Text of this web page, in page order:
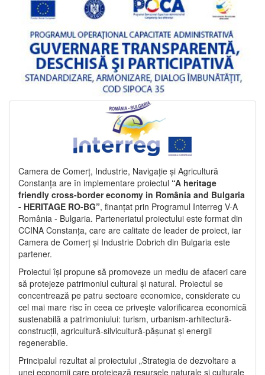
Camera de Comerț, Industrie, Navigație și Agricultură
Constanța are în implementare proiectul “A heritage
friendly cross-border economy in România and Bulgaria
- HERITAGE RO-BG”, finanțat prin Programul Interreg V-A
România - Bulgaria. Parteneriatul proiectului este format din
CCINA Constanța, care are calitate de leader de proiect, iar
Camera de Comerț și Industrie Dobrich din Bulgaria este
partener.
Proiectul își propune să promoveze un mediu de afaceri care
să protejeze patrimoniul cultural și natural. Proiectul se
concentrează pe patru sectoare economice, considerate cu
cel mai mare risc în ceea ce privește valorificarea economică
sustenabilă a patrimoniului: turism, urbanism-arhitectură-
construcții, agricultură-silvicultură-pășunat și energii
regenerabile.
Principalul rezultat al proiectului „Strategia de dezvoltare a
unei economii care protejează resursele naturale și culturale